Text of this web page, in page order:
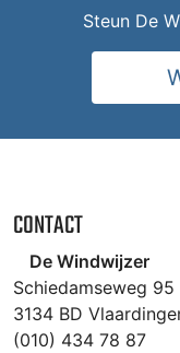
Steun De
CONTACT
De Windwijzer
Schiedamseweg 95
3134 BD
(010) 434 78 87